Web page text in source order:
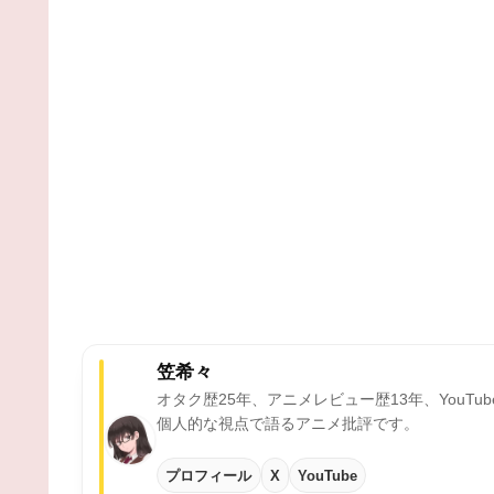
笠希々
オタク歴25年、アニメレビュー歴13年、
個人的な視点で語るアニメ批評です。
プロフィール X YouTube